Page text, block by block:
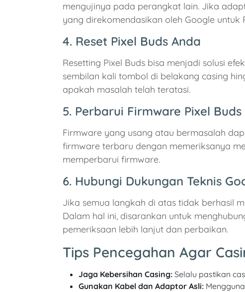
mengujinya pada perangkat lain. Jika
yang direkomendasikan oleh Google untuk
4. Reset Pixel Buds Anda
Resetting Pixel Buds bisa menjadi solusi
sembilan kali tombol di belakang casing
apakah masalah telah teratasi.
5. Perbarui Firmware Pixel Buds
Firmware yang usang atau bermasalah
firmware terbaru dengan memeriksanya
memperbarui firmware.
6. Hubungi Dukungan Teknis
Jika semua langkah di atas tidak berhasil
Dalam hal ini, disarankan untuk
pemeriksaan lebih lanjut dan perbaikan.
Tips Pencegahan Agar
Jaga Kebersihan Casing: Selalu pastikan
Gunakan Kabel dan Adaptor Asli: